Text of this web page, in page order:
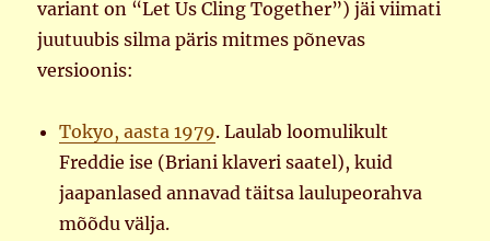
variant on “Let Us Cling Together”) jäi viimati
juutuubis silma päris mitmes põnevas
versioonis:
Tokyo, aasta 1979. Laulab loomulikult
Freddie ise (Briani klaveri saatel), kuid
jaapanlased annavad täitsa laulupeorahva
mõõdu välja.